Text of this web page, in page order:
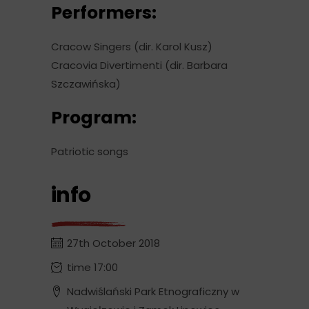
Performers:
Cracow Singers (dir. Karol Kusz)
Cracovia Divertimenti (dir. Barbara
Szczawińska)
Program:
Patriotic songs
info
27th October 2018
time 17:00
Nadwiślański Park Etnograficzny w